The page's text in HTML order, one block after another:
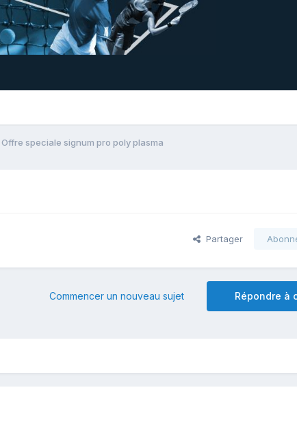
Offre speciale signum pro poly plasma
Partager
Répondre à
Commencer un nouveau sujet